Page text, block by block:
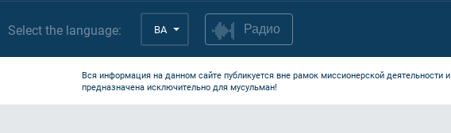
Select the language: BA Радио
Вся информация на данном сайте публикуется вне рамок миссионерской деятельности и
предназначена исключительно для мусульман!